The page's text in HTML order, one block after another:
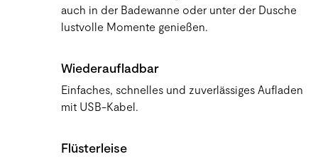
auch in der Badewanne oder unter der Dusche
lustvolle Momente genießen.
Wiederaufladbar
Einfaches, schnelles und zuverlässiges Aufladen
mit USB-Kabel.
Flüsterleise